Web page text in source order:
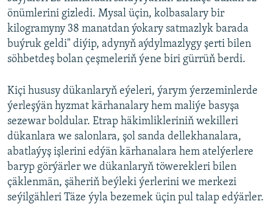
önümlerini gizledi. Mysal üçin, kolbasalary bir
kilogramyny 38 manatdan ýokary satmazlyk barada
buýruk geldi" diýip, adynyň aýdylmazlygy şerti bilen
söhbetdeş bolan çeşmeleriň ýene biri gürrüň berdi.
Kiçi hususy dükanlaryň eýeleri, ýarym ýerzeminlerde
ýerleşýän hyzmat kärhanalary hem maliýe basyşa
sezewar boldular. Etrap häkimlikleriniň wekilleri
dükanlara we salonlara, şol sanda dellekhanalara,
abatlaýyş işlerini edýän kärhanalara hem atelýerlere
baryp görýärler we dükanlaryň töwerekleri bilen
çäklenmän, şäheriň beýleki ýerlerini we merkezi
seýilgähleri Täze ýyla bezemek üçin pul talap edýärler.